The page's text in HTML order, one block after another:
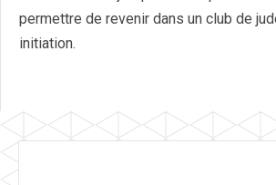
permettre de revenir dans un club de
initiation.